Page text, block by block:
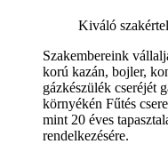
Kiváló
Szakembereink
korú kazán, bojler,
gázkészülék cseréjét
környékén Fűtés
mint 20 éves
rendelkezésére.